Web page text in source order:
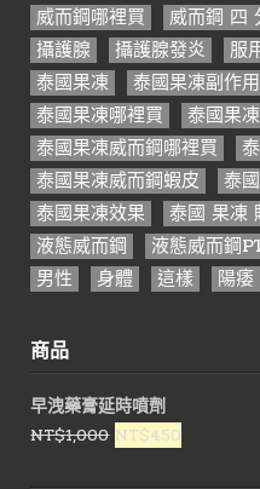
威而鋼哪裡買
威而鋼 四
攝護腺
攝護腺發炎 服
泰國果凍
泰國果凍副作用
泰國果凍哪裡買
泰國果
泰國果凍威而鋼哪裡買
泰國果凍威而鋼蝦皮
泰
泰國果凍效果
泰國 果凍
液態威而鋼
液態威而鋼
男性
身體 這樣 陽痿
商品
早洩藥膏延時噴劑
NT$1,000 原
NT$450